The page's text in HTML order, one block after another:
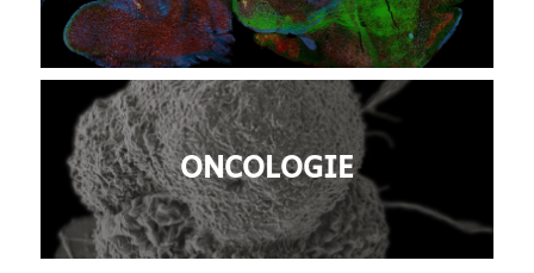
ONCOLOGIE